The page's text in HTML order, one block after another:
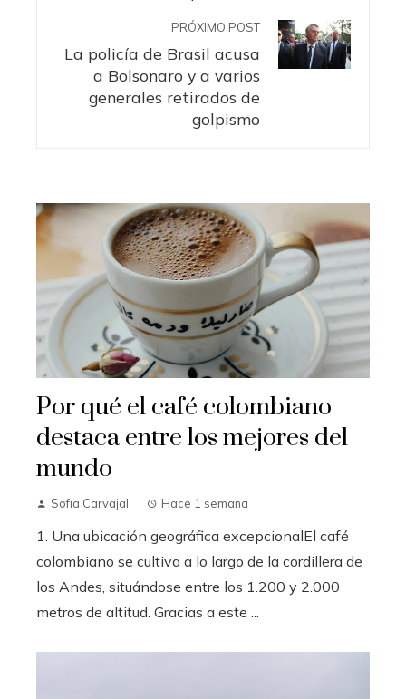
PRÓXIMO POST
La policía de Brasil acusa
a Bolsonaro y a varios
generales retirados de
golpismo
Por qué el café colombiano
destaca entre los mejores del
mundo
Sofía Carvajal Hace 1 semana
1. Una ubicación geográfica excepcionalEl café
colombiano se cultiva a lo largo de la cordillera de
los Andes, situándose entre los 1.200 y 2.000
metros de altitud. Gracias a este ...